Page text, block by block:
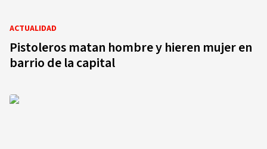
ACTUALIDAD
Pistoleros matan hombre y hieren mujer en
barrio de la capital